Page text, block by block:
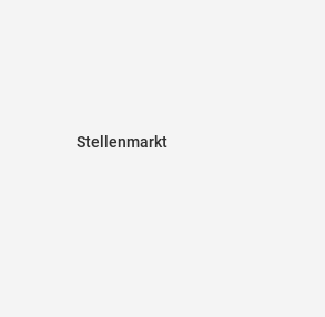
Stellenmarkt